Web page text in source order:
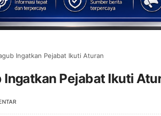
Ingatkan Pejabat Ikuti Aturan
Ingatkan Pejabat Ikuti